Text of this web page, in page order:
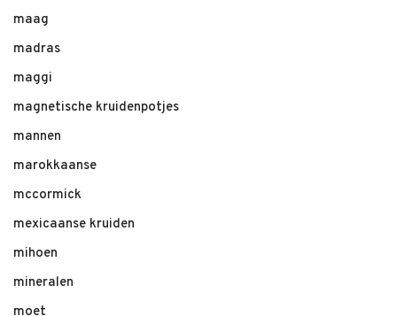
maag
madras
maggi
magnetische kruidenpotjes
mannen
marokkaanse
mccormick
mexicaanse kruiden
mihoen
mineralen
moet